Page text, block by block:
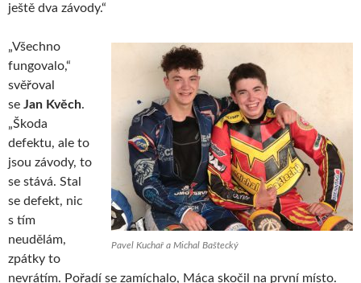
ještě dva závody.“
Pavel Kuchař a Michal Baštecký
„Všechno
fungovalo,“
svěřoval
se Jan Kvěch.
„Škoda
defektu, ale to
jsou závody, to
se stává. Stal
se defekt, nic
s tím
neudělám,
zpátky to
nevrátím. Pořadí se zamíchalo, Máca skočil na první místo.